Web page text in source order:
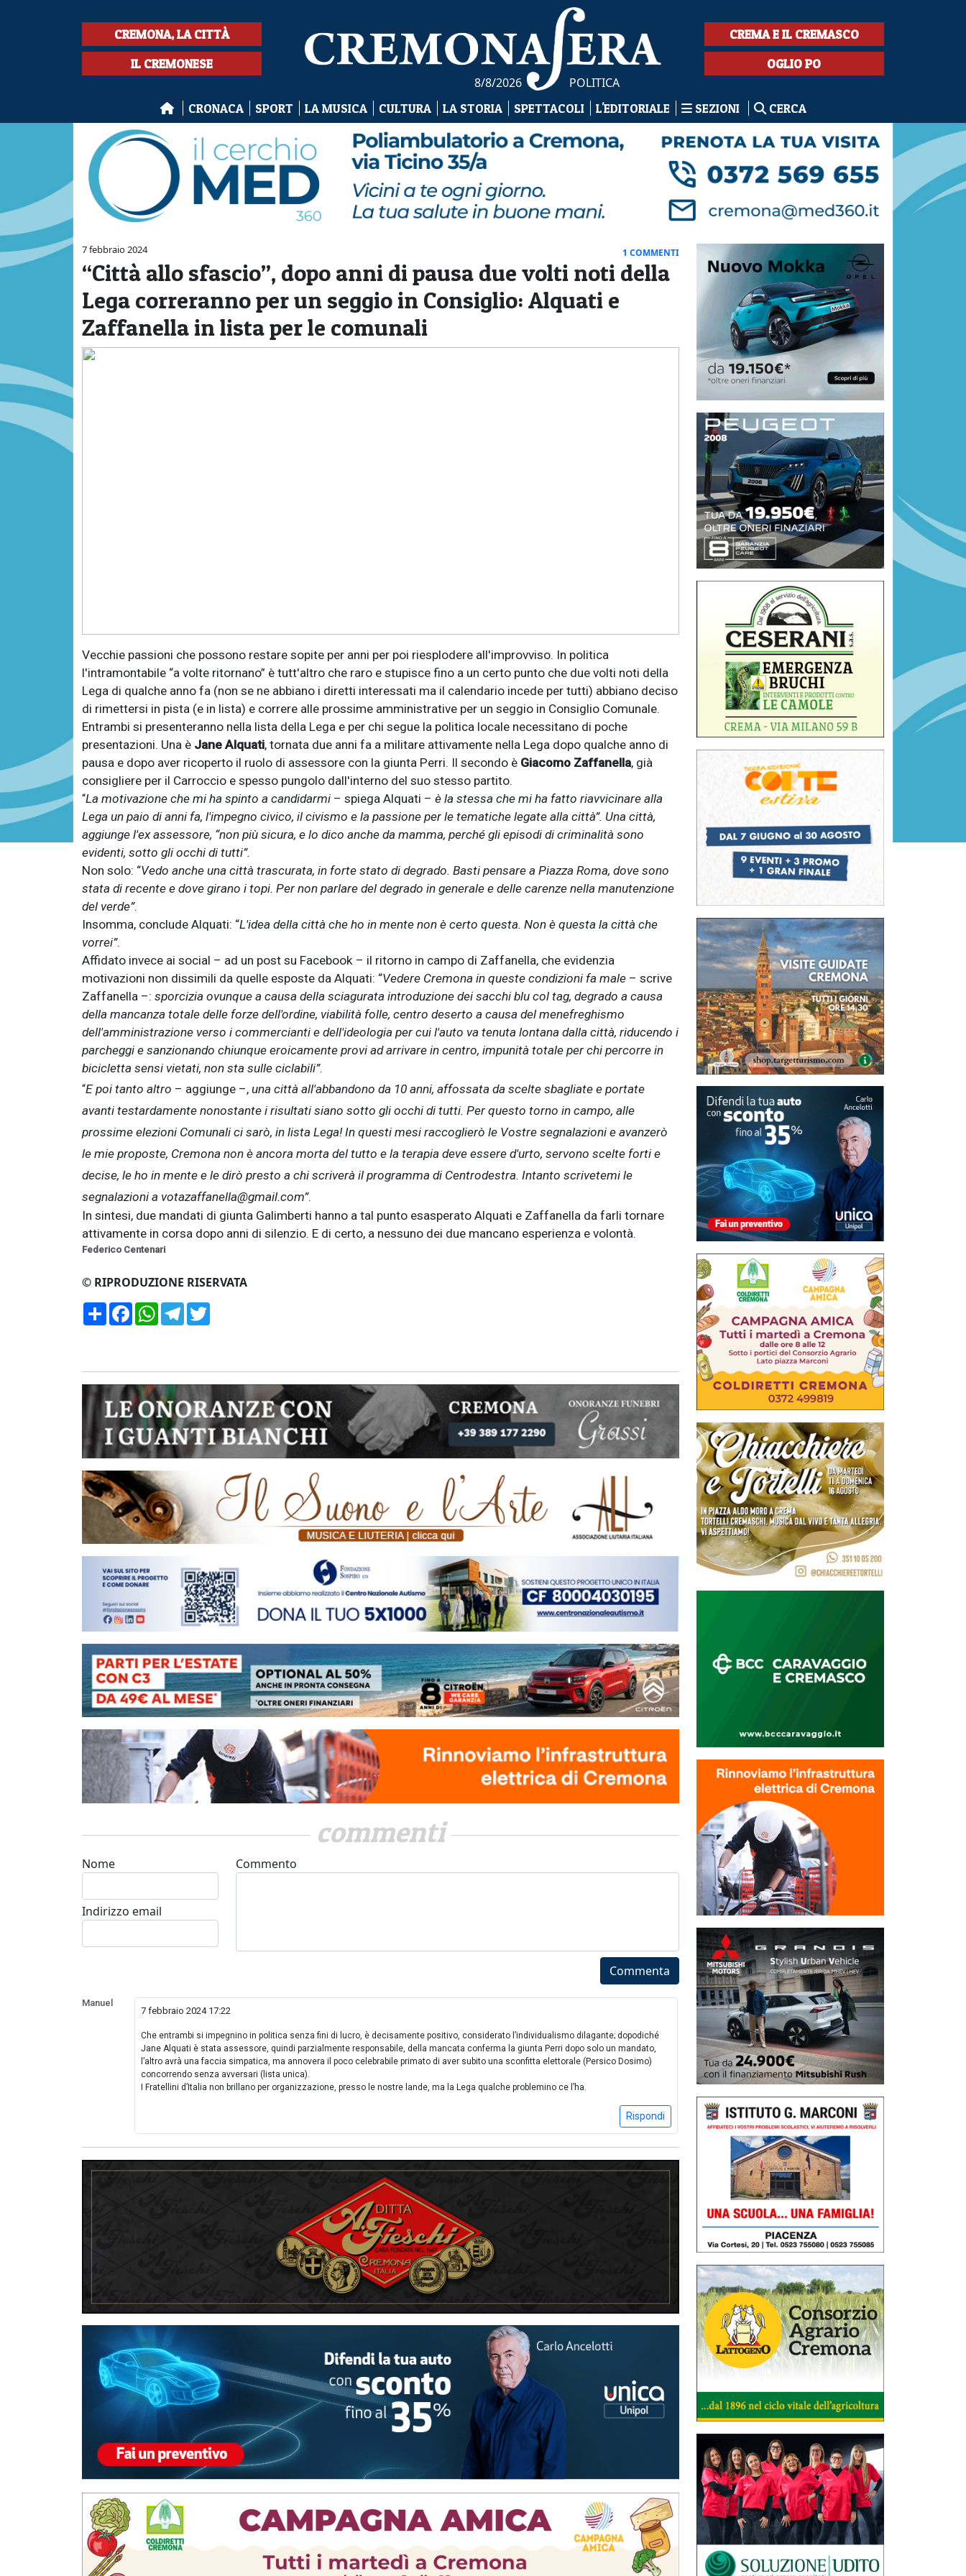
CREMONA, LA CITTÀ
IL CREMONESE
8/8/2026 POLITICA
CREMA E IL CREMASCO
OGLIO PO
CRONACA SPORT LA MUSICA CULTURA LA STORIA SPETTACOLI L'EDITORIALE SEZIONI CERCA
7 febbraio 2024 1 COMMENTI
“Città allo sfascio”, dopo anni di pausa due volti noti della
Lega correranno per un seggio in Consiglio: Alquati e
Zaffanella in lista per le comunali
Vecchie passioni che possono restare sopite per anni per poi riesplodere all'improvviso. In politica
l'intramontabile “a volte ritornano” è tutt'altro che raro e stupisce fino a un certo punto che due volti noti della
Lega di qualche anno fa (non se ne abbiano i diretti interessati ma il calendario incede per tutti) abbiano deciso
di rimettersi in pista (e in lista) e correre alle prossime amministrative per un seggio in Consiglio Comunale.
Entrambi si presenteranno nella lista della Lega e per chi segue la politica locale necessitano di poche
presentazioni. Una è Jane Alquati, tornata due anni fa a militare attivamente nella Lega dopo qualche anno di
pausa e dopo aver ricoperto il ruolo di assessore con la giunta Perri. Il secondo è Giacomo Zaffanella, già
consigliere per il Carroccio e spesso pungolo dall'interno del suo stesso partito.
“La motivazione che mi ha spinto a candidarmi – spiega Alquati – è la stessa che mi ha fatto riavvicinare alla
Lega un paio di anni fa, l'impegno civico, il civismo e la passione per le tematiche legate alla città”. Una città,
aggiunge l'ex assessore, “non più sicura, e lo dico anche da mamma, perché gli episodi di criminalità sono
evidenti, sotto gli occhi di tutti”.
Non solo: “Vedo anche una città trascurata, in forte stato di degrado. Basti pensare a Piazza Roma, dove sono
stata di recente e dove girano i topi. Per non parlare del degrado in generale e delle carenze nella manutenzione
del verde”.
Insomma, conclude Alquati: “L'idea della città che ho in mente non è certo questa. Non è questa la città che
vorrei”.
Affidato invece ai social – ad un post su Facebook – il ritorno in campo di Zaffanella, che evidenzia
motivazioni non dissimili da quelle esposte da Alquati: “Vedere Cremona in queste condizioni fa male – scrive
Zaffanella –: sporcizia ovunque a causa della sciagurata introduzione dei sacchi blu col tag, degrado a causa
della mancanza totale delle forze dell'ordine, viabilità folle, centro deserto a causa del menefreghismo
dell'amministrazione verso i commercianti e dell'ideologia per cui l'auto va tenuta lontana dalla città, riducendo i
parcheggi e sanzionando chiunque eroicamente provi ad arrivare in centro, impunità totale per chi percorre in
bicicletta sensi vietati, non sta sulle ciclabili”.
“E poi tanto altro – aggiunge –, una città all'abbandono da 10 anni, affossata da scelte sbagliate e portate
avanti testardamente nonostante i risultati siano sotto gli occhi di tutti. Per questo torno in campo, alle
prossime elezioni Comunali ci sarò, in lista Lega! In questi mesi raccoglierò le Vostre segnalazioni e avanzerò
le mie proposte, Cremona non è ancora morta del tutto e la terapia deve essere d'urto, servono scelte forti e
decise, le ho in mente e le dirò presto a chi scriverà il programma di Centrodestra. Intanto scrivetemi le
segnalazioni a votazaffanella@gmail.com”.
In sintesi, due mandati di giunta Galimberti hanno a tal punto esasperato Alquati e Zaffanella da farli tornare
attivamente in corsa dopo anni di silenzio. E di certo, a nessuno dei due mancano esperienza e volontà.
Federico Centenari
© RIPRODUZIONE RISERVATA
CondividiFacebookWhatsApp
Telegram
commenti
Nome
Indirizzo email
Commento
Commenta
Manuel
7 febbraio 2024 17:22
Che entrambi si impegnino in politica senza fini di lucro, è decisamente positivo, considerato l’individualismo dilagante; dopodiché
Jane Alquati è stata assessore, quindi parzialmente responsabile, della mancata conferma la giunta Perri dopo solo un mandato,
l’altro avrà una faccia simpatica, ma annovera il poco celebrabile primato di aver subito una sconfitta elettorale (Persico Dosimo)
concorrendo senza avversari (lista unica).
I Fratellini d’Italia non brillano per organizzazione, presso le nostre lande, ma la Lega qualche problemino ce l’ha.
Rispondi